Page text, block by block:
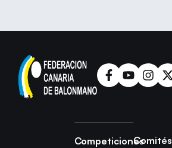
CompeticionesComités